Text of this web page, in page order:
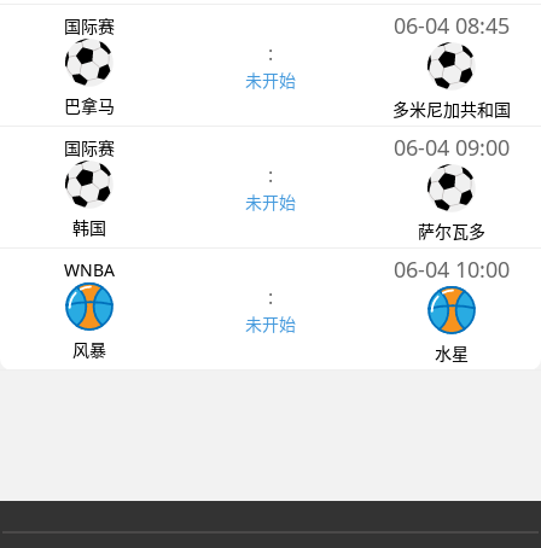
国际赛
巴拿马
:
未开始
06-04 08:45
多米尼加共和国
国际赛
韩国
:
未开始
06-04 09:00
萨尔瓦多
WNBA
风暴
:
未开始
06-04 10:00
水星